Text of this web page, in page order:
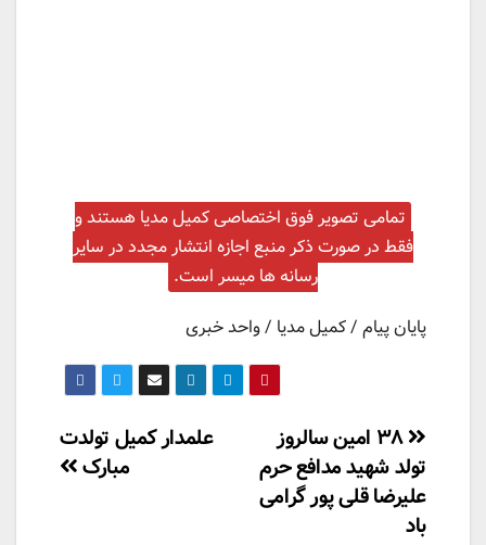
تمامی تصویر فوق اختصاصی کمیل مدیا هستند و
فقط در صورت ذکر منبع اجازه انتشار مجدد در سایر
رسانه ها میسر است.
پایان پیام / کمیل مدیا / واحد خبری
راهبری
نوشته
علمدار کمیل تولدت
مبارک
۳۸ امین سالروز
تولد شهید مدافع حرم
علیرضا قلی پور گرامی
باد